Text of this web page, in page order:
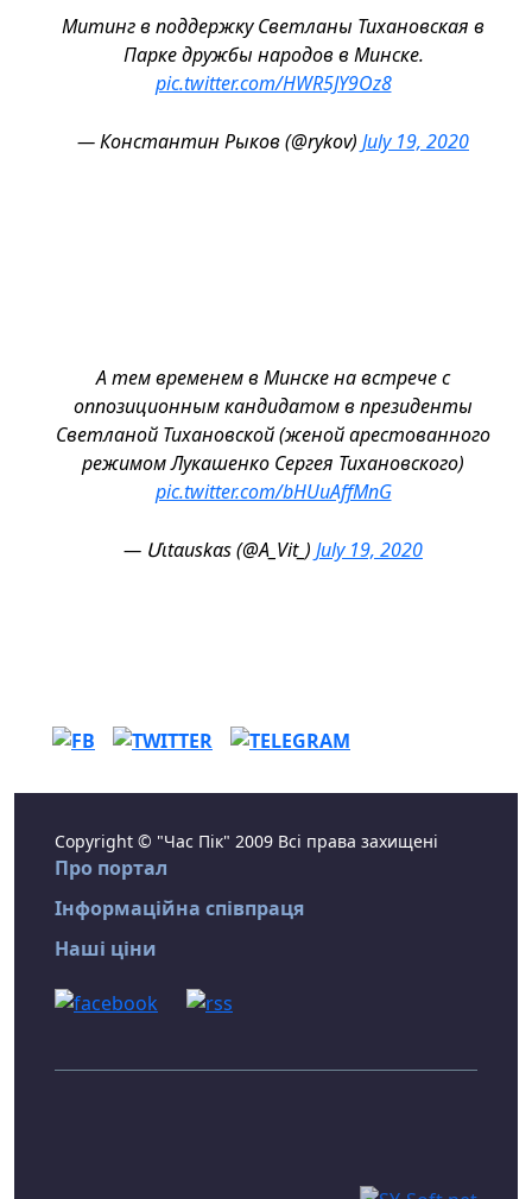
Митинг в поддержку Светланы Тихановская в
Парке дружбы народов в Минске.
pic.twitter.com/HWR5JY9Oz8
— Константин Рыков (@rykov) July 19, 2020
А тем временем в Минске на встрече с
оппозиционным кандидатом в президенты
Светланой Тихановской (женой арестованного
режимом Лукашенко Сергея Тихановского)
pic.twitter.com/bHUuAffMnG
— Մιtαuskαs (@A_Vit_) July 19, 2020
Copyright © "Час Пік" 2009 Всі права захищені
Про портал
Інформаційна співпраця
Наші ціни